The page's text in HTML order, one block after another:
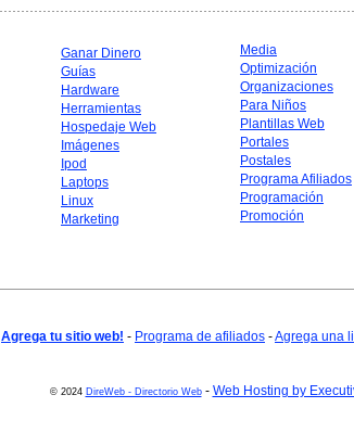
Ganar Dinero
Guías
Hardware
Herramientas
Hospedaje Web
Imágenes
Ipod
Laptops
Linux
Marketing
Media
Optimización
Organizaciones
Para Niños
Plantillas Web
Portales
Postales
Programa Afiliados
Programación
Promoción
Agrega tu sitio web! - Programa de afiliados -Agrega una
© 2024 DireWeb - Directorio Web- Web Hosting by